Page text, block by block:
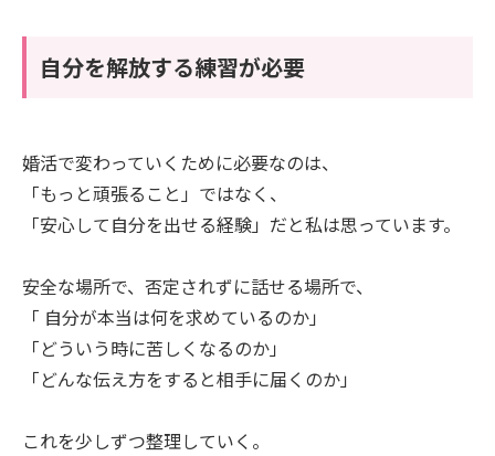
自分を解放する練習が必要
婚活で変わっていくために必要なのは、
「もっと頑張ること」ではなく、
「安心して自分を出せる経験」だと私は思っています。
安全な場所で、否定されずに話せる場所で、
「 自分が本当は何を求めているのか」
「どういう時に苦しくなるのか」
「どんな伝え方をすると相手に届くのか」
これを少しずつ整理していく。